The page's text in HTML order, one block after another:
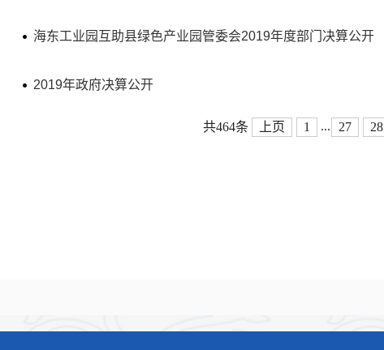
海东工业园互助县绿色产业园管委会2019年度部门决算公开
2019年政府决算公开
共464条 上页 1 ... 27 28